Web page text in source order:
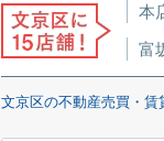
本
富
文京区の不動産売買・賃